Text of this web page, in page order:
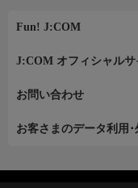
Fun! J:COM
J:COM オフィシャルサ
お問い合わせ
お客さまのデータ利用